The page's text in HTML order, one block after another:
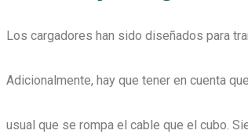
Los cargadores han sido diseñados para
Adicionalmente, hay que tener en cuenta
usual que se rompa el cable que el cubo.